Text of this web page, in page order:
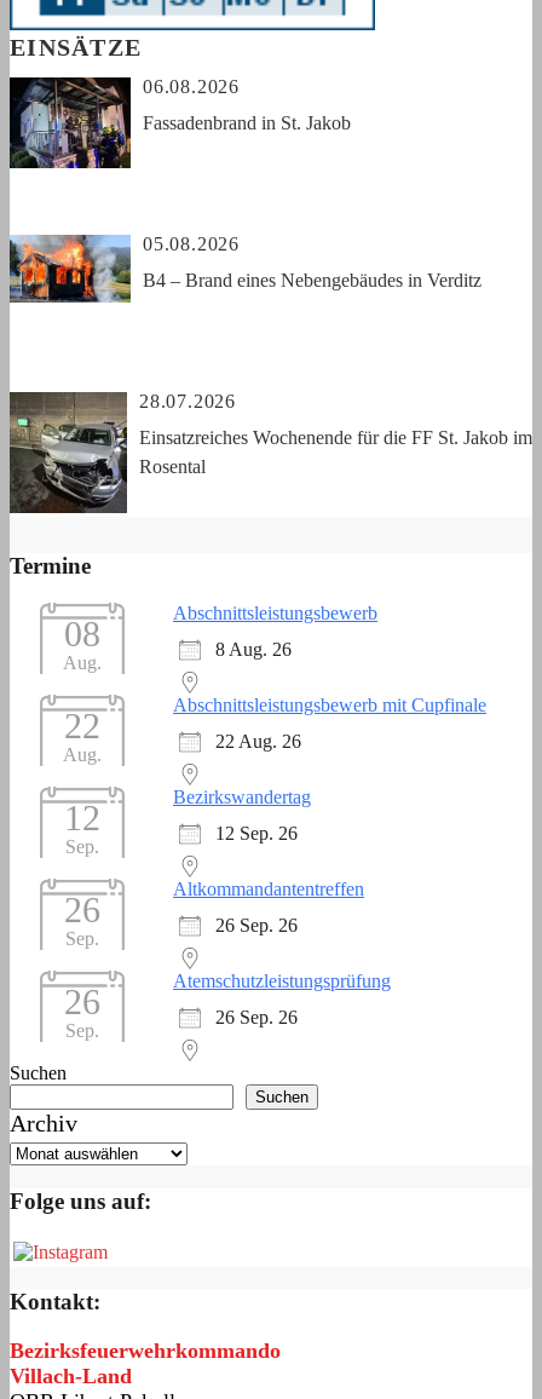
EINSÄTZE
06.08.2026
Fassadenbrand in St. Jakob
05.08.2026
B4 – Brand eines Nebengebäudes in Verditz
28.07.2026
Einsatzreiches Wochenende für die FF St. Jakob im
Rosental
Termine
08
Aug.
Abschnittsleistungsbewerb
8 Aug. 26
22
Aug.
Abschnittsleistungsbewerb mit Cupfinale
22 Aug. 26
12
Sep.
Bezirkswandertag
12 Sep. 26
26
Sep.
Altkommandantentreffen
26 Sep. 26
26
Sep.
Atemschutzleistungsprüfung
26 Sep. 26
Suchen
Suchen
Archiv
Folge uns auf:
Kontakt:
Bezirksfeuerwehrkommando
Villach-Land